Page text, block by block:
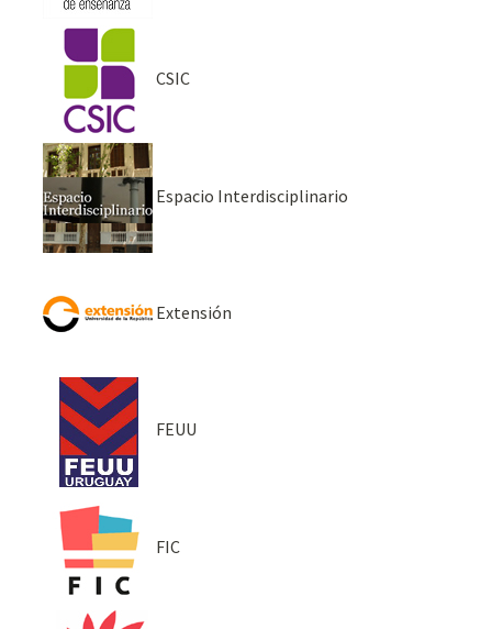
CSIC
Espacio Interdisciplinario
Extensión
FEUU
FIC